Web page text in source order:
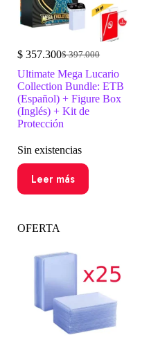
$397.000
El
precio
original
era:
$ 397.000.
$ 357.300El
precio
actual
es:
$ 357.300.
Ultimate Mega Lucario
Collection Bundle: ETB
(Español) + Figure Box
(Inglés) + Kit de
Protección
Sin existencias
Leer más
OFERTA